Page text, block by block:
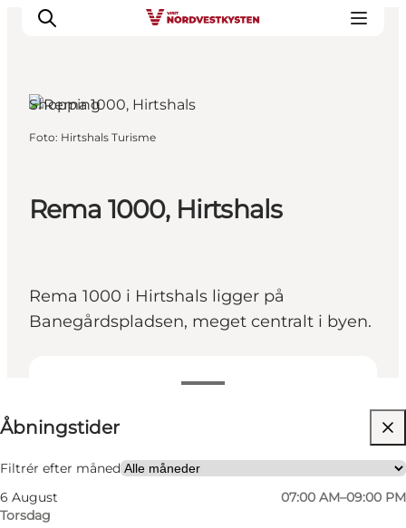
Handicapvenlig ferie
Rema 1000, Hirtshals
Rema 1000 i Hirtshals ligger på
Banegårdspladsen, meget centralt i byen.
Åbningstider
Filtrér efter måned
6 August
Torsdag
07:00 AM–09:00 PM
Besøg hjemmeside
Shopping
Foto: Hirtshals Turisme